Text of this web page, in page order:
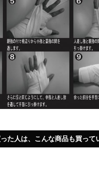
た人は、こんな商品も買って